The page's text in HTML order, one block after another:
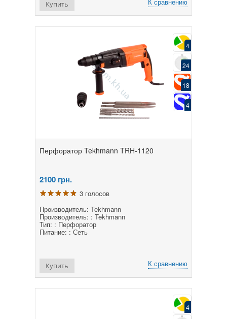
Купить
4
24
18
4
Перфоратор Tekhmann TRH-1120
2100 грн.
3 голосов
Производитель: Tekhmann
Производитель: : Tekhmann
Тип: : Перфоратор
Питание: : Сеть
К сравнению
Купить
4